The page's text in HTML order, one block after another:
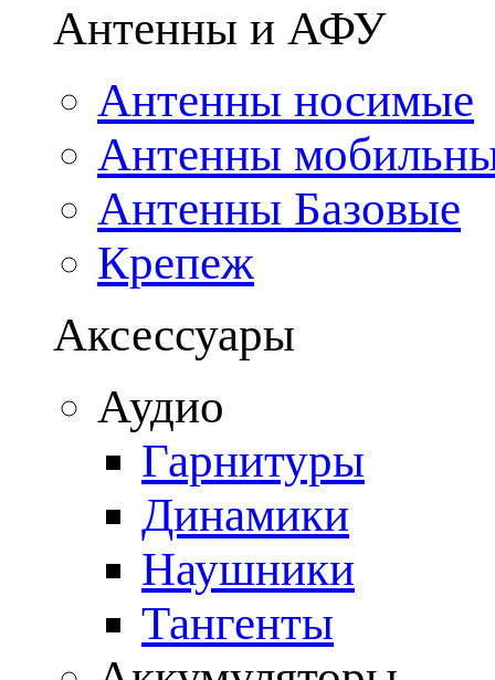
Антенны и АФУ
Антенны носимые
Антенны
Антенны Базовые
Крепеж
Аксессуары
Аудио
Гарнитуры
Динамики
Наушники
Тангенты